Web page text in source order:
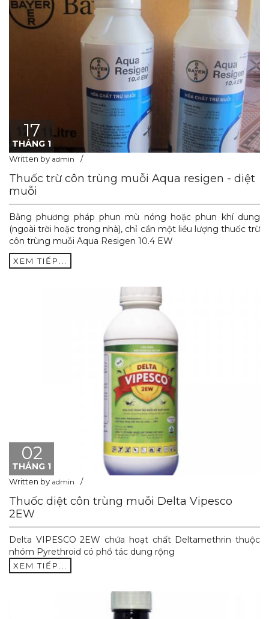
17
THÁNG 1
Written by admin
Thuốc trừ côn trùng muỗi Aqua resigen - diệt
muỗi
Bằng phương pháp phun mù nóng hoặc phun khí dung
(ngoài trời hoặc trong nhà), chỉ cần một liều lượng thuốc trừ
côn trùng muỗi Aqua Resigen 10.4 EW
XEM TIẾP...
02
THÁNG 1
Written by admin
Thuốc diệt côn trùng muỗi Delta Vipesco
2EW
Delta VIPESCO 2EW chứa hoạt chất Deltamethrin thuộc
nhóm Pyrethroid có phổ tác dung rộng
XEM TIẾP...